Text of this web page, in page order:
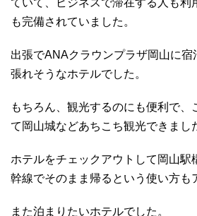
も完備されていました。
出張でANAクラウンプラザ岡山に
張れそうなホテルでした。
もちろん、観光するのにも便利で、
て岡山城などあちこち観光できまし
ホテルをチェックアウトして岡山駅
幹線でそのまま帰るという使い方も
また泊まりたいホテルでした。